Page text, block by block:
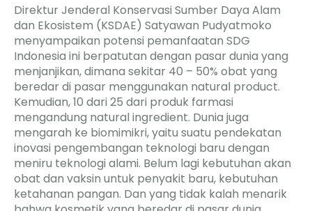
Direktur Jenderal Konservasi Sumber Daya Alam
dan Ekosistem (KSDAE) Satyawan Pudyatmoko
menyampaikan potensi pemanfaatan SDG
Indonesia ini berpatutan dengan pasar dunia yang
menjanjikan, dimana sekitar 40 – 50% obat yang
beredar di pasar menggunakan natural product.
Kemudian, 10 dari 25 dari produk farmasi
mengandung natural ingredient. Dunia juga
mengarah ke biomimikri, yaitu suatu pendekatan
inovasi pengembangan teknologi baru dengan
meniru teknologi alami. Belum lagi kebutuhan akan
obat dan vaksin untuk penyakit baru, kebutuhan
ketahanan pangan. Dan yang tidak kalah menarik